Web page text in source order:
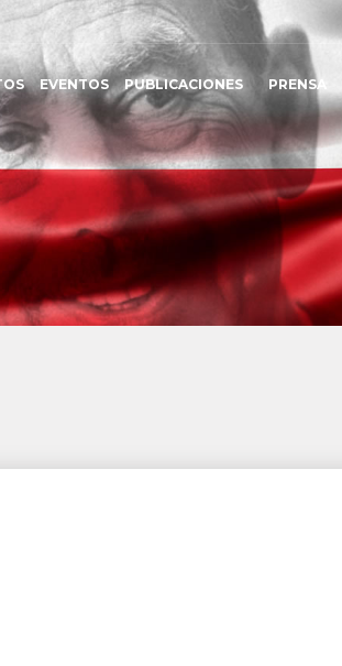
EVENTOS PUBLICACIONES PRENSA